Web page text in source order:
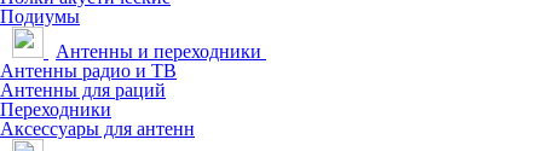
Подиумы
Антенны и переходники
Антенны радио и ТВ
Антенны для раций
Переходники
Аксессуары для антенн